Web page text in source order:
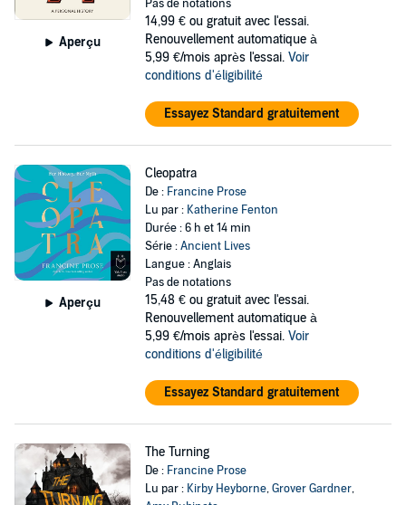
Aperçu
Pas de notations
14,99 € ou gratuit avec l'essai.
Renouvellement automatique à
5,99 €/mois après l'essai. Voir
conditions d'éligibilité
Essayez Standard gratuitement
Aperçu
Cleopatra
De : Francine Prose
Lu par : Katherine Fenton
Durée : 6 h et 14 min
Série :Ancient Lives
Langue : Anglais
Pas de notations
15,48 € ou gratuit avec l'essai.
Renouvellement automatique à
5,99 €/mois après l'essai. Voir
conditions d'éligibilité
Essayez Standard gratuitement
The Turning
De : Francine Prose
Lu par : Kirby Heyborne,Grover Gardner,